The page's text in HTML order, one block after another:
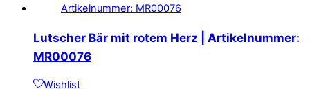
Lutscher Bär mit rotem Herz | Artikelnummer:
MR00076
Wishlist